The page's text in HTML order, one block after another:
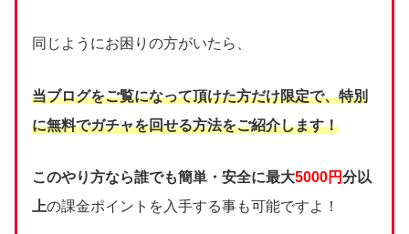
同じようにお困りの方がいたら、
当ブログをご覧になって頂けた方だけ限定で、特別
に無料でガチャを回せる方法をご紹介します！
このやり方なら誰でも簡単・安全に最大5000円分以
上の課金ポイントを入手する事も可能ですよ！